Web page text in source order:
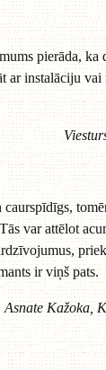
pierāda, ka
ar instalāciju
var attēlot
ir viņš pats.
Asnate Kažoka,